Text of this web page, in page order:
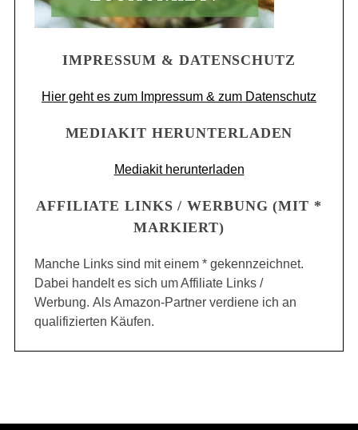
IMPRESSUM & DATENSCHUTZ
Hier geht es zum Impressum & zum Datenschutz
MEDIAKIT HERUNTERLADEN
Mediakit herunterladen
AFFILIATE LINKS / WERBUNG (MIT *
MARKIERT)
Manche Links sind mit einem * gekennzeichnet.
Dabei handelt es sich um Affiliate Links /
Werbung. Als Amazon-Partner verdiene ich an
qualifizierten Käufen.